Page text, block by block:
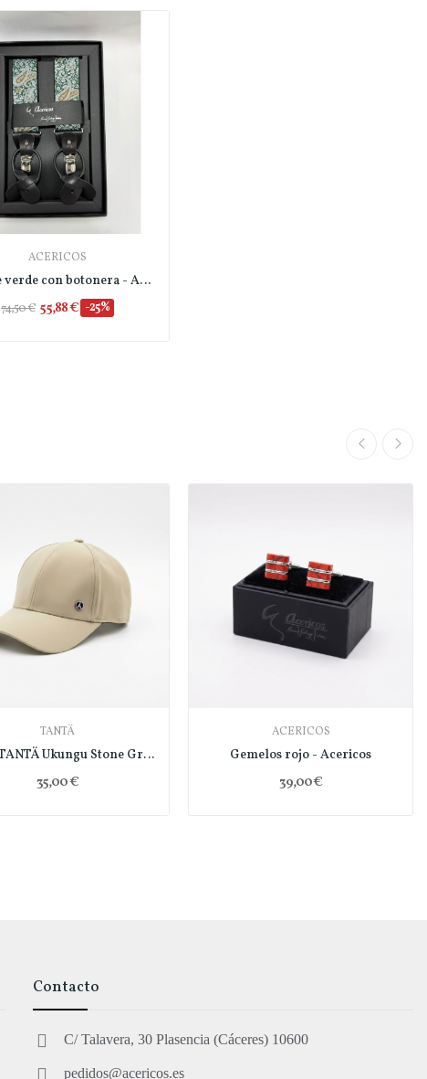
ACERICOS
Tirante verde con botonera - Acericos
74,50 € 55,88 € -25%
TANTÄ
Gorra TANTÄ Ukungu Stone Grey
35,00 €
ACERICOS
Gemelos rojo - Acericos
39,00 €
Contacto
C/ Talavera, 30 Plasencia (Cáceres) 10600
pedidos@acericos.es